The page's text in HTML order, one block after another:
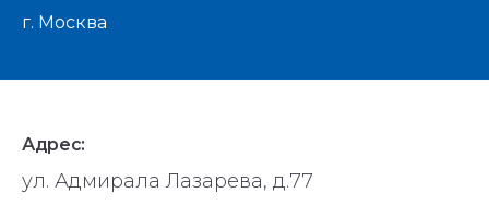
г. Москва
Адрес:
ул. Адмирала Лазарева, д.77